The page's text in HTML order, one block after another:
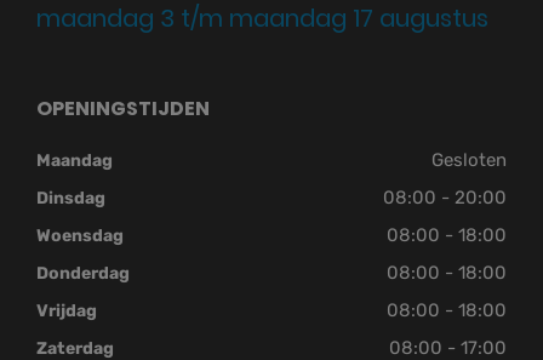
maandag 3 t/m maandag 17 augustus
OPENINGSTIJDEN
Maandag Gesloten
Dinsdag 08:00 - 20:00
Woensdag 08:00 - 18:00
Donderdag 08:00 - 18:00
Vrijdag 08:00 - 18:00
Zaterdag 08:00 - 17:00